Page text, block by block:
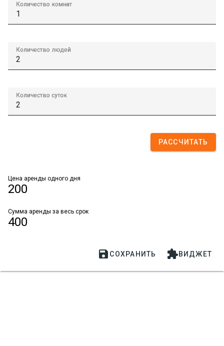
Количество комнат
Количество людей
Количество суток
РАССЧИТАТЬ
Цена аренды одного дня
200
Сумма аренды за весь срок
400
 СОХРАНИТЬ ВИДЖЕТ